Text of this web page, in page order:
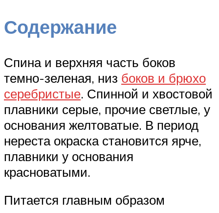
Содержание
Спина и верхняя часть боков
темно-зеленая, низ боков и брюхо
серебристые. Спинной и хвостовой
плавники серые, прочие светлые, у
основания желтоватые. В период
нереста окраска становится ярче,
плавники у основания
красноватыми.
Питается главным образом